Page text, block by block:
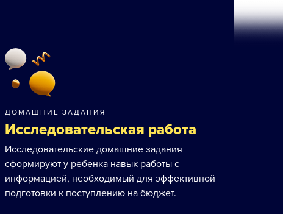
ДОМАШНИЕ ЗАДАНИЯ
Исследовательская работа
Исследовательские домашние задания
сформируют у ребенка навык работы с
информацией, необходимый для эффективной
подготовки к поступлению на бюджет.